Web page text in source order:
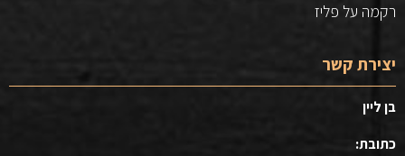
רקמה על פליז
יצירת קשר
בן ליין
כתובת: